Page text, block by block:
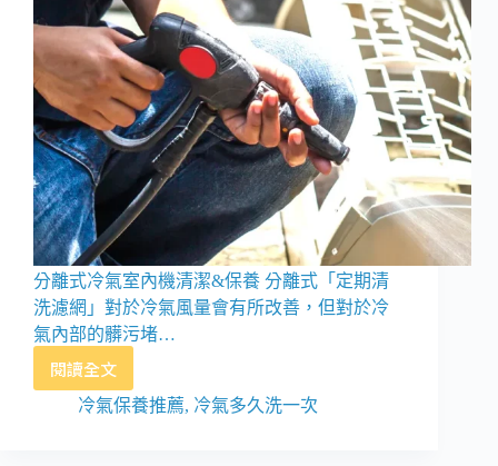
分離式冷氣室內機清潔&保養 分離式「定期清
洗濾網」對於冷氣風量會有所改善，但對於冷
氣內部的髒污堵…
閱讀全文
窗
型
冷氣保養推薦, 冷氣多久洗一次